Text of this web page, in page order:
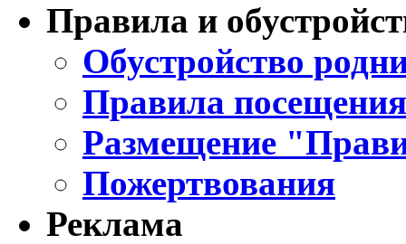
Правила и
Обустройство
Правила
Размещение
Пожертвования
Реклама